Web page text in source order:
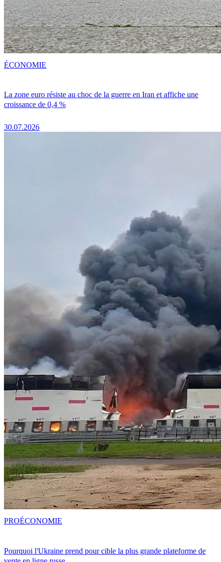
La zone euro résiste au choc de la guerre en Iran et affiche une
croissance de 0,4 %
30.07.2026
ÉCONOMIE
Pourquoi l'Ukraine prend pour cible la plus grande plateforme de
PROÉCONOMIE